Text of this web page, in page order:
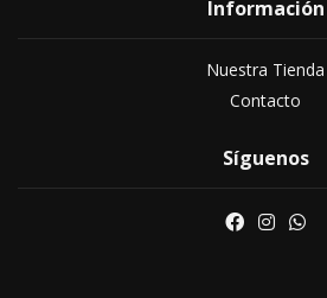
Información
Nuestra Tienda
Contacto
Síguenos